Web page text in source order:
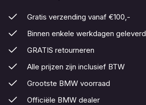
Gratis verzending vanaf €100,-
Binnen enkele werkdagen geleverd
GRATIS retourneren
Alle prijzen zijn inclusief BTW
Grootste BMW voorraad
Officiële BMW dealer